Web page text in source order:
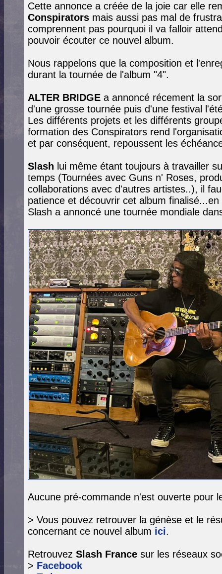
Cette annonce a créée de la joie car elle
Conspirators mais aussi pas mal de
comprennent pas pourquoi il va falloir
pouvoir écouter ce nouvel album.
Nous rappelons que la composition et
durant la tournée de l'album "4".
ALTER BRIDGE a annoncé récement la
d'une grosse tournée puis d'une festival
Les différents projets et les différents
formation des Conspirators rend
et par conséquent, repoussent les
Slash lui même étant toujours à travailler
temps (Tournées avec Guns n' Roses,
collaborations avec d'autres artistes..), il
patience et découvrir cet album finalisé...en
Slash a annoncé une tournée mondiale
Aucune pré-commande n'est ouverte pour
> Vous pouvez retrouver la génèse et le
concernant ce nouvel album ici.
Retrouvez Slash France sur les réseaux
> Facebook